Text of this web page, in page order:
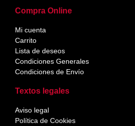
Compra Online
Mi cuenta
Carrito
Lista de deseos
Condiciones Generales
Condiciones de Envío
Textos legales
Aviso legal
Política de Cookies